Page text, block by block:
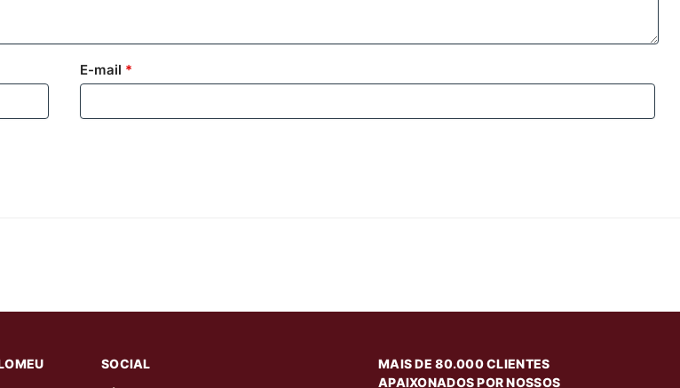
E-mail *
SOCIAL
MAIS DE 80.000 CLIENTES
APAIXONADOS POR NOSSOS